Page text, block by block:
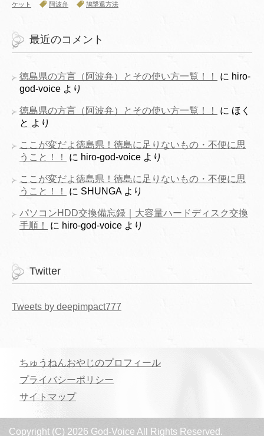
ケット
阿波弁 鳩撃退方法
最近のコメント
徳島県の方言（阿波弁）とその使い方一覧！！ に hiro-
god-voice より
徳島県の方言（阿波弁）とその使い方一覧！！ に ほく
と より
ここが変だよ徳島県！徳島に足りないもの・不便に思
うこと！！
に hiro-god-voice より
ここが変だよ徳島県！徳島に足りないもの・不便に思
うこと！！
に SHUNGAより
パソコンHDD交換備忘録｜大容量ハードディスク交換
手順！
に hiro-god-voice より
Twitter
Tweets by deepimpact777
ちゅうねんおやじのプロフィール
プライバシーポリシー
サイトマップ
Copyright (C) 2026 God-Voice All Rights Reserved.